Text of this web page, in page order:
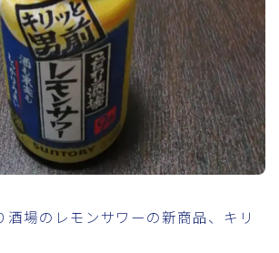
酒場のレモンサワーの新商品、キリ